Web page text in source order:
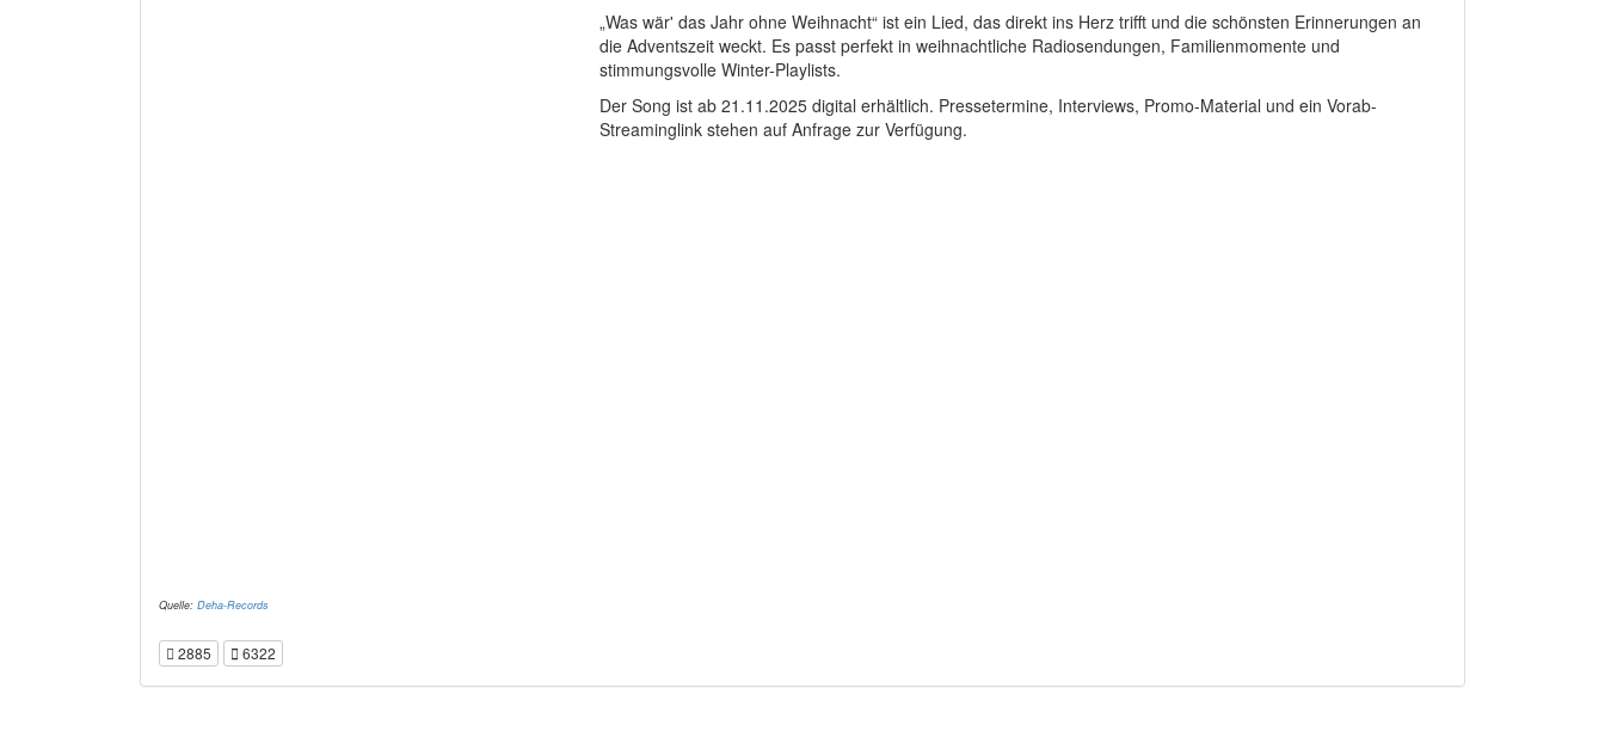
„Was wär' das Jahr ohne Weihnacht“ ist ein Lied, das direkt ins Herz trifft und die schönsten Erinnerungen an
die Adventszeit weckt. Es passt perfekt in weihnachtliche Radiosendungen, Familienmomente und
stimmungsvolle Winter-Playlists.
Der Song ist ab 21.11.2025 digital erhältlich. Pressetermine, Interviews, Promo-Material und ein Vorab-
Streaminglink stehen auf Anfrage zur Verfügung.
Quelle: Deha-Records
2885 6322